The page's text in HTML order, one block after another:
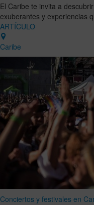
El Caribe te invita a
exuberantes y experiencias
ARTÍCULO
Caribe
Conciertos y festivales en